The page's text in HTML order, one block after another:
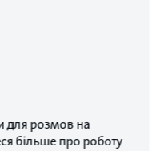
для розмов на
більше про роботу